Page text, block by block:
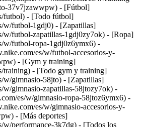
37v7jzawwpw) - [Fútbol]
futbol) - [Todo fútbol]
w/futbol-1gdj0) - [Zapatillas]
w/futbol-zapatillas-1gdj0zy7ok) - [Ropa]
w/futbol-ropa-1gdj0z6ymx6) -
es/w/futbol-accesorios-y-
- [Gym y training]
training) - [Todo gym y training]
w/gimnasio-58jto) - [Zapatillas]
w/gimnasio-zapatillas-58jtozy7ok) -
es/w/gimnasio-ropa-58jtoz6ymx6) -
es/w/gimnasio-accesorios-y-
- [Más deportes]
w/performance-3k7dg) - [Todos los